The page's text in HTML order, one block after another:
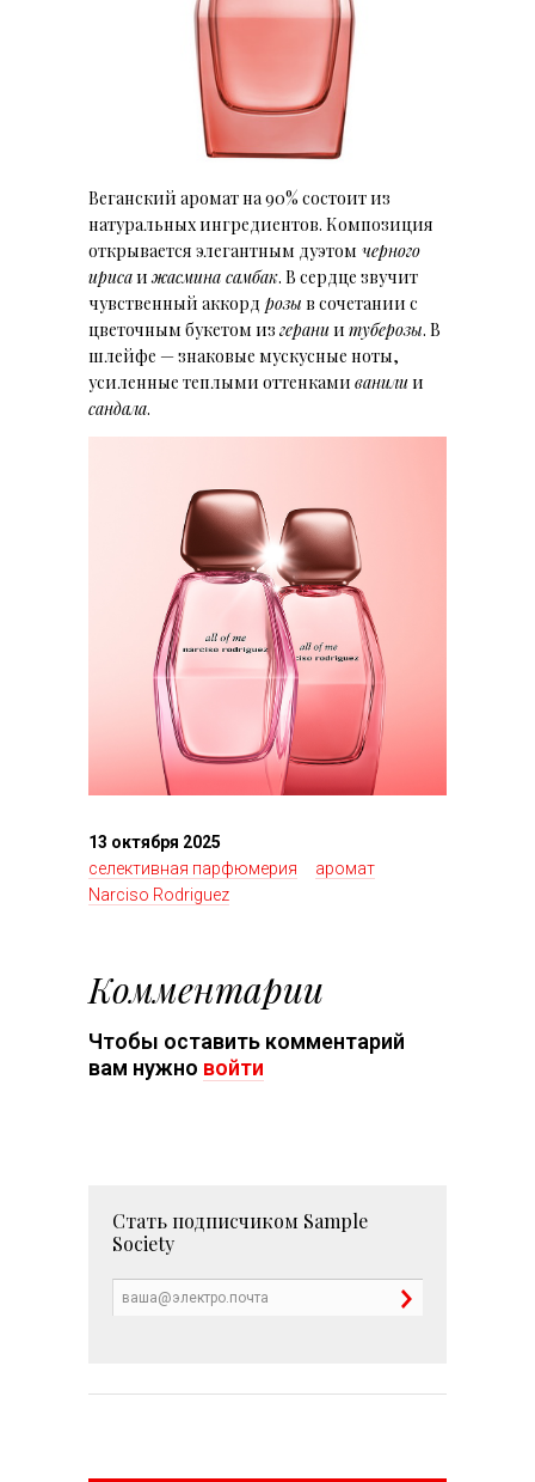
Веганский аромат на 90% состоит из
натуральных ингредиентов. Композиция
открывается элегантным дуэтом черного
ирисаижасмина самбак. В сердце звучит
чувственный аккорд розы в сочетании с
цветочным букетом из герании туберозы. В
шлейфе — знаковые мускусные ноты,
усиленные теплыми оттенками ванилии
сандала.
13 октября 2025
селективная парфюмерия
аромат
Narciso Rodriguez
Комментарии
Чтобы оставить комментарий
вам нужно войти
Стать подписчиком Sample
Society